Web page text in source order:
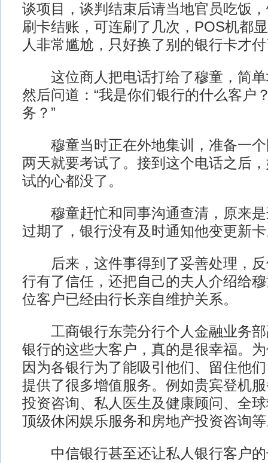
谈项目，谈判结束后请当地官员吃饭
刷卡结账，可连刷了几次，POS机都
人非常尴尬，只好换了别的银行卡才
这位商人把电话打给了穆童，简单
然后问道：“我是你们银行的什么客户
务？”
穆童当时正在外地集训，准备一个
两天就要考试了。接到这个电话之后
试的心都没了。
穆童赶忙和同事沟通查清，原来是
过期了，银行没有及时通知他变更新
后来，这件事得到了妥善处理，反
行有了信任，还把自己的夫人介绍给
位客户已经由行长亲自维护关系。
工商银行东莞分行个人金融业务部
银行的这些大客户，真的是很幸福。
因为各银行为了能吸引他们、留住他
提供了很多增值服务。例如贵宾登机
投资咨询、私人医生及健康顾问、全
顶级休闲娱乐服务和房地产投资咨询
中信银行甚至还让私人银行客户的